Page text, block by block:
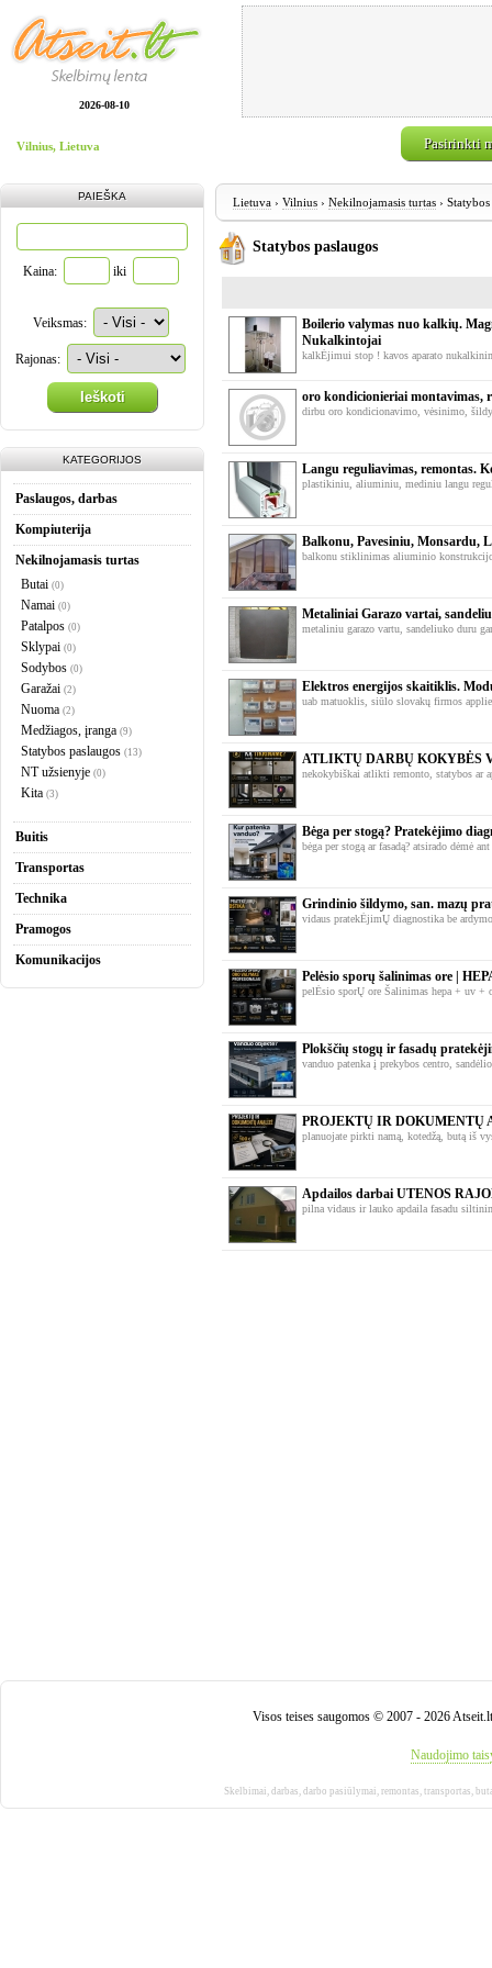
2026-08-10
Vilnius, Lietuva Pasirinkti
PAIEŠKA
Kaina: iki
Veiksmas:
Rajonas:
Ieškoti
KATEGORIJOS
Paslaugos, darbas
Kompiuterija
Nekilnojamasis turtas
Butai (0)
Namai (0)
Patalpos (0)
Sklypai (0)
Sodybos (0)
Garažai (2)
Nuoma (2)
Medžiagos, įranga (9)
Statybos paslaugos (13)
NT užsienyje (0)
Kita (3)
Buitis
Transportas
Technika
Pramogos
Komunikacijos
Lietuva › Vilnius › Nekilnojamasis turtas ›
Statybos paslaugos
Boilerio valymas nuo kalkių.
Nukalkintojai
kalkĖjimui stop ! kavos aparato
oro kondicionieriai montavimas,
dirbu oro kondicionavimo, vėsinimo,
Langu reguliavimas, remontas.
plastikiniu, aliuminiu, mediniu langu
Balkonu, Pavesiniu, Monsardu,
balkonu stiklinimas aliuminio
Metaliniai Garazo vartai,
metaliniu garazo vartu, sandeliuko duru
Elektros energijos skaitiklis.
uab matuoklis, siūlo slovakų firmos
ATLIKTŲ DARBŲ KOKYBĖS
nekokybiškai atlikti remonto, statybos ar
Bėga per stogą? Pratekėjimo
bėga per stogą ar fasadą? atsirado dėmė
Grindinio šildymo, san. mazų
vidaus pratekĖjimŲ diagnostika be
Pelėsio sporų šalinimas ore |
pelĖsio sporŲ ore Šalinimas hepa + uv +
Plokščių stogų ir fasadų
vanduo patenka į prekybos centro,
PROJEKTŲ IR DOKUMENTŲ
planuojate pirkti namą, kotedžą, butą iš
Apdailos darbai UTENOS
pilna vidaus ir lauko apdaila fasadu
Visos teises saugomos © 2007 - 2026
Naudojimo
Skelbimai , darbas , darbo pasiūlymai , remontas , transportas ,